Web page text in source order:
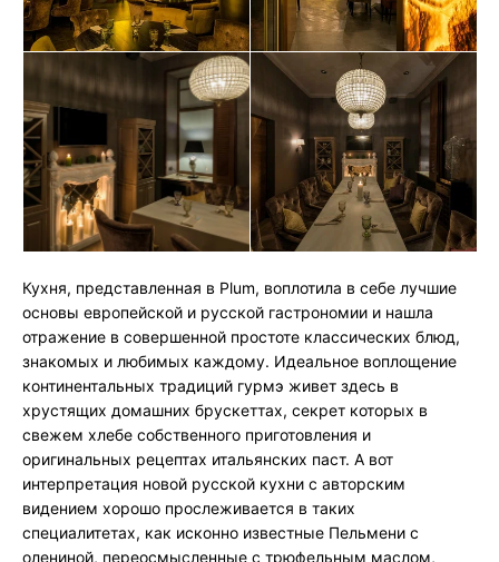
Кухня, представленная в Plum, воплотила в себе лучшие
основы европейской и русской гастрономии и нашла
отражение в совершенной простоте классических блюд,
знакомых и любимых каждому. Идеальное воплощение
континентальных традиций гурмэ живет здесь в
хрустящих домашних брускеттах, секрет которых в
свежем хлебе собственного приготовления и
оригинальных рецептах итальянских паст. А вот
интерпретация новой русской кухни с авторским
видением хорошо прослеживается в таких
специалитетах, как исконно известные Пельмени с
олениной, переосмысленные с трюфельным маслом,